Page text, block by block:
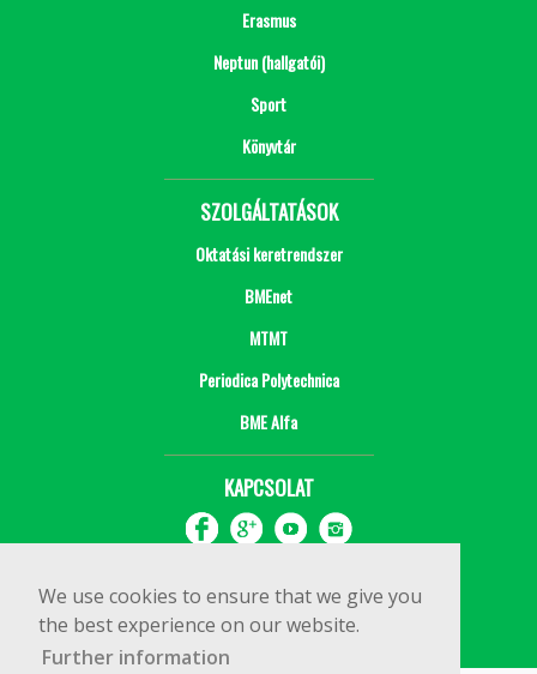
We use cookies to ensure that we give you
the best experience on our website.
Further information
Erasmus
Neptun (hallgatói)
Sport
Könyvtár
SZOLGÁLTATÁSOK
Oktatási keretrendszer
BMEnet
MTMT
Periodica Polytechnica
BME Alfa
KAPCSOLAT